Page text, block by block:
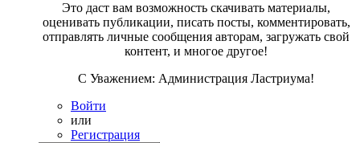
Это даст вам возможность скачивать материалы,
оценивать публикации, писать посты, комментировать,
отправлять личные сообщения авторам, загружать свой
контент, и многое другое!
С Уважением: Администрация Ластриума!
Войти
или
Регистрация